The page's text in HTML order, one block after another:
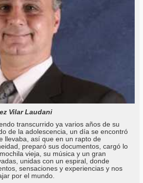
Vilar Laudani
transcurrido ya varios años de su
de la adolescencia, un día se encontró
llevaba, así que en un rapto de
preparó sus documentos, cargó lo
vieja, su música y un gran
unidas con un espiral, donde
sensaciones y experiencias y nos
por el mundo.